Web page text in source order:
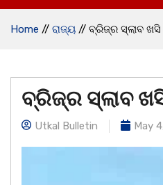
Home // ରାଜ୍ୟ // ବ୍ରିଜ୍‌ର ସ୍ଲାବ
ବ୍ରିଜ୍‌ର ସ୍ଲାବ
Utkal Bulletin May